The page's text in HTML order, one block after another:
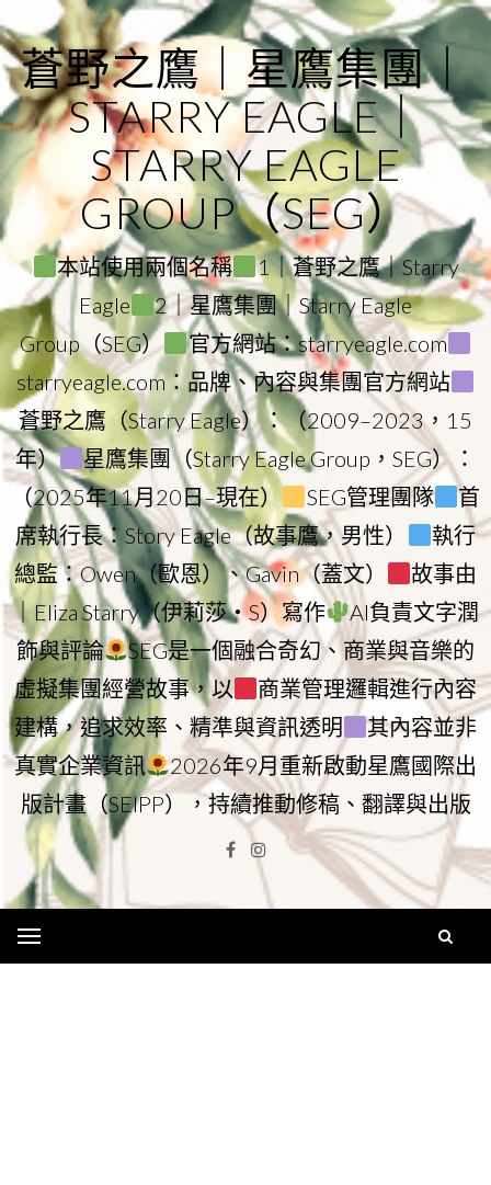
to
content
蒼野之鷹｜星鷹集團｜
STARRY EAGLE｜
STARRY EAGLE
GROUP（SEG）
本站使用兩個名稱
1｜蒼野之鷹｜Starry
Eagle
2｜星鷹集團｜Starry Eagle
Group（SEG）
官方網站：starryeagle.com
starryeagle.com：品牌、內容與集團官方網站
蒼野之鷹（Starry Eagle）：（2009–2023，15
年）
星鷹集團（Starry Eagle Group，SEG）：
（2025年11月20日–現在）
SEG管理團隊
首
席執行長：Story Eagle（故事鷹，男性）
執行
總監：Owen（歐恩）、Gavin（蓋文）
故事由
｜Eliza Starry（伊莉莎・S）寫作
AI負責文字潤
飾與評論
SEG是一個融合奇幻、商業與音樂的
虛擬集團經營故事，以
商業管理邏輯進行內容
建構，追求效率、精準與資訊透明
其內容並非
真實企業資訊
2026年9月重新啟動星鷹國際出
版計畫（SEIPP），持續推動修稿、翻譯與出版
Facebook
Instagram